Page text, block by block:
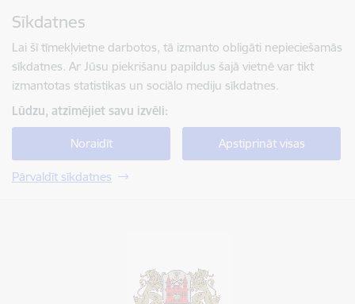
Sīkdatnes
Lai šī tīmekļvietne darbotos, tā izmanto obligāti nepieciešamās
sīkdatnes. Ar Jūsu piekrišanu papildus šajā vietnē var tikt
izmantotas statistikas un sociālo mediju sīkdatnes.
Lūdzu, atzīmējiet savu izvēli:
Noraidīt Apstiprināt visas
Pārvaldīt sīkdatnes